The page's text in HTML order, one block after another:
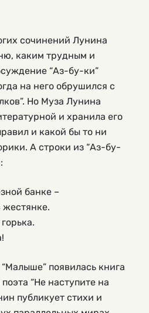
сочинений Лунина
каким трудным и
“Аз-бу-ки”
на него обрушился с
Но Муза Лунина
и хранила его
и какой бы то ни
А строки из “Аз-бу-
банке –
появилась книга
“Не наступите на
публикует стихи и